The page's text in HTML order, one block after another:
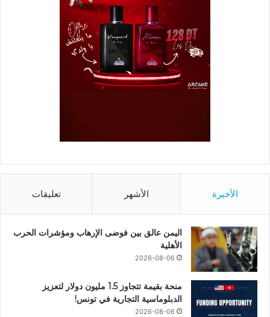
الأخيرة الأشهر تعليقات
اليمن عالق بين فوضى الإرهاب ومؤشرات الحرب
الأهلية
2026-08-06
منحة بقيمة تتجاوز 1.5 مليون دولار لتعزيز
الدبلوماسية التجارية في تونس!
2026-08-06